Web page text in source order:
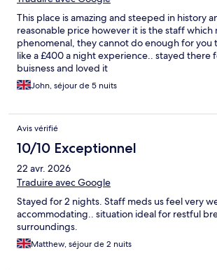
This place is amazing and steeped in history
reasonable price however it is the staff which
phenomenal, they cannot do enough for you
like a £400 a night experience.. stayed there
buisness and loved it
John, séjour de 5 nuits
Avis vérifié
10/10 Exceptionnel
22 avr. 2026
Traduire avec Google
Stayed for 2 nights. Staff meds us feel very
accommodating.. situation ideal for restful
surroundings.
Matthew, séjour de 2 nuits